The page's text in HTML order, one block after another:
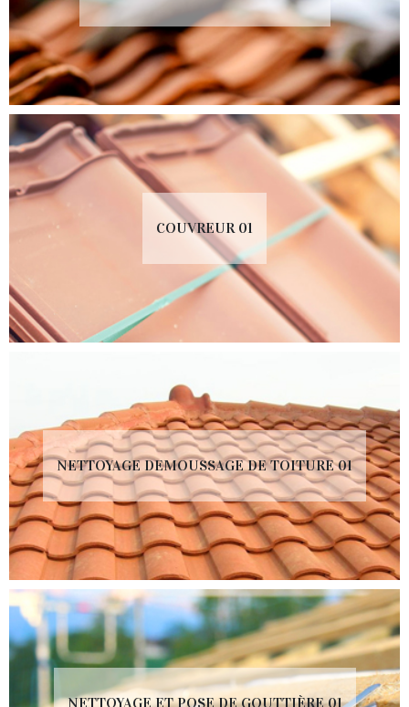
COUVREUR 01
NETTOYAGE DEMOUSSAGE DE TOITURE 01
NETTOYAGE ET POSE DE GOUTTIÈRE 01